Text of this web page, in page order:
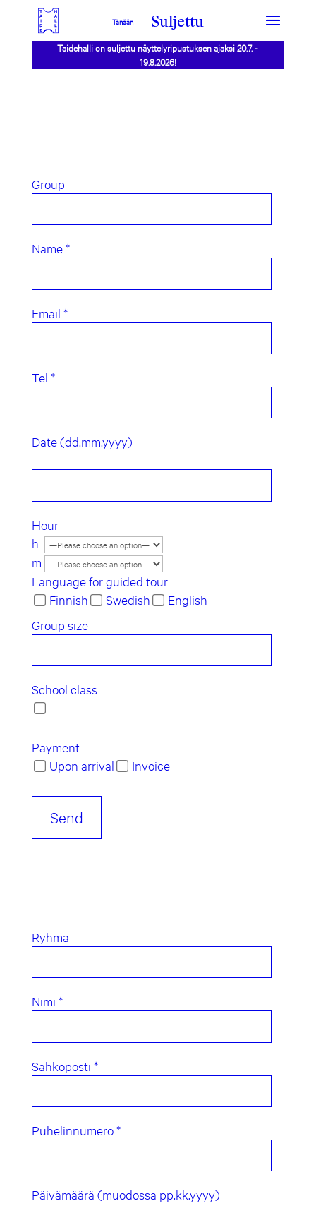
Tänään Suljettu
Taidehalli on suljettu näyttelyripustuksen ajaksi 20.7. -
19.8.2026!
Group
Name *
Email *
Tel *
Date (dd.mm.yyyy)
Hour
h
m
Language for guided tour
Finnish
Swedish
English
Group size
School class
Payment
Upon arrival
Invoice
Ryhmä
Nimi *
Sähköposti *
Puhelinnumero *
Päivämäärä (muodossa pp.kk.yyyy)